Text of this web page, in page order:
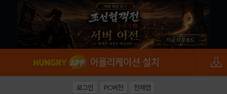
로그인 PC버전 전체앱